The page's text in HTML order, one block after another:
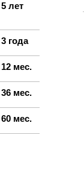
5 лет
3 года
12 мес.
36 мес.
60 мес.